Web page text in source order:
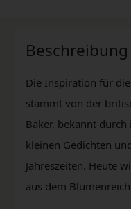
Beschreibung
Die Inspiration für
stammt von der
Baker, bekannt
kleinen Gedichten
Jahreszeiten. Heute
aus dem